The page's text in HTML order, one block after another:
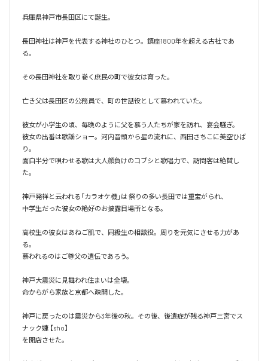
兵庫県神戸市長田区にて誕生。
長田神社は神戸を代表する神社のひとつ。鎮座1800年を超える古社であ
る。
その長田神社を取り巻く庶民の町で彼女は育った。
亡き父は長田区の公務員で、町の世話役として慕われていた。
彼女が小学生の頃、毎晩のように父を慕う人たちが家を訪れ、宴会騒ぎ。
彼女の出番は歌謡ショー。河内音頭から星の流れに、西田さちこに美空ひば
り。
面白半分で唄わせる歌は大人顔負けのコブシと歌唱力で、訪問客は絶賛し
た。
神戸発祥と云われる「カラオケ機｣は 祭りの多い長田では重宝がられ、
中学生だった彼女の絶好のお披露目場所となる。
高校生の彼女はあねご肌で、同級生の相談役。周りを元気にさせる力があ
る。
慕われるのはご尊父の遺伝であろう。
神戸大震災に見舞われ住まいは全壊。
命からがら家族と京都へ疎開した。
神戸に戻ったのは震災から3年後の秋。その後、後遺症が残る神戸三宮でス
ナック婕 【sho】
を開店させた。